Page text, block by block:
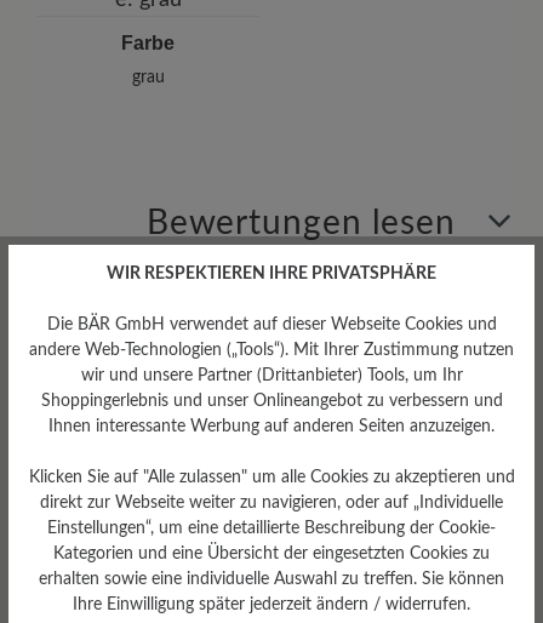
Farbe
grau
Bewertungen lesen
Durchschnittliche Bewertung
Bewerten Sie dieses Produkt!
Teilen Sie Ihre Erfahrungen mit anderen
Kunden.
Bewertung schreiben
WIR RESPEKTIEREN IHRE PRIVATSPHÄRE
Die BÄR GmbH verwendet auf dieser Webseite Cookies und
andere Web-Technologien („Tools“). Mit Ihrer Zustimmung nutzen
wir und unsere Partner (Drittanbieter) Tools, um Ihr
Shoppingerlebnis und unser Onlineangebot zu verbessern und
Ihnen interessante Werbung auf anderen Seiten anzuzeigen.
Klicken Sie auf "Alle zulassen" um alle Cookies zu akzeptieren und
direkt zur Webseite weiter zu navigieren, oder auf „Individuelle
Einstellungen“, um eine detaillierte Beschreibung der Cookie-
Kategorien und eine Übersicht der eingesetzten Cookies zu
erhalten sowie eine individuelle Auswahl zu treffen. Sie können
Ihre Einwilligung später jederzeit ändern / widerrufen.